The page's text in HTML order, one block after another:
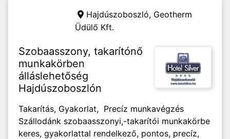
Hajdúszoboszló, Geotherm
Üdülő Kft.
Szobaasszony, takarítónő
munkakörben
álláslehetőség
Hajdúszoboszlón
Takarítás, Gyakorlat, Precíz munkavégzés
Szállodánk szobaasszonyi,-takarítói munkakörbe
keres, gyakorlattal rendelkező, pontos, precíz,